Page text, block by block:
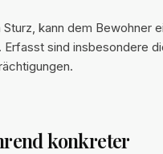
kann dem Bewohner
Erfasst sind insbesondere
konkreter